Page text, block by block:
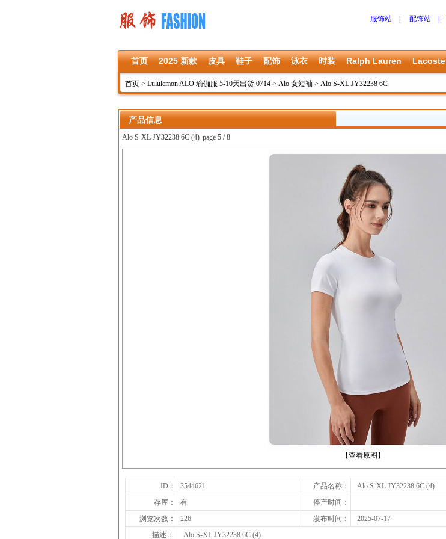
服饰站 配饰站
首页 2025 新款 皮具 鞋子 配饰 泳衣 时装 Ralph Lauren Lacoste
首页 > Lululemon ALO 瑜伽服 5-10天出货 0714 > Alo 女短袖 > Alo S-XL JY32238 6C
产品信息
Alo S-XL JY32238 6C (4) page 5 / 8
【查看原图】
上一张
下一张
ID： 3544621 产品名称：
Alo S-XL JY32238 6C (4)
存库：
有
停产时间：
浏览次数：
226 发布时间：
2025-07-17
描述：
Alo S-XL JY32238 6C (4)